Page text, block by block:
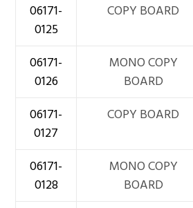
06171-
0125
COPY BOARD
06171-
0126
MONO COPY
BOARD
06171-
0127
COPY BOARD
06171-
0128
MONO COPY
BOARD